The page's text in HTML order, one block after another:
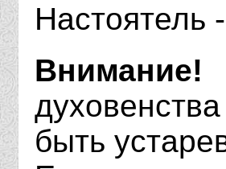
Настоятель
Внимание!
быть